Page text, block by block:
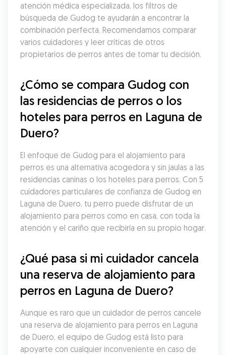
atención médica especializada, los filtros de
búsqueda de Gudog te ayudarán a encontrar la
combinación perfecta. Recomendamos comparar
varios cuidadores y leer críticas de otros
propietarios de perros antes de tomar tu decisión.
¿Cómo se compara Gudog con
las residencias de perros o los
hoteles para perros en Laguna de
Duero?
El enfoque de Gudog para el alojamiento para
perros es una alternativa acogedora y sin jaulas a las
residencias caninas o los hoteles para perros. Con 5
cuidadores particulares de confianza de Gudog en
Laguna de Duero, tu perro puede disfrutar de un
alojamiento para perros como en casa, con toda la
atención y el cariño que recibiría en su propio hogar.
¿Qué pasa si mi cuidador cancela
una reserva de alojamiento para
perros en Laguna de Duero?
Aunque es raro que un cuidador de perros cancele
una reserva de alojamiento para perros en Laguna
de Duero, el equipo de Gudog está listo para
apoyarte con cualquier inconveniente en caso de